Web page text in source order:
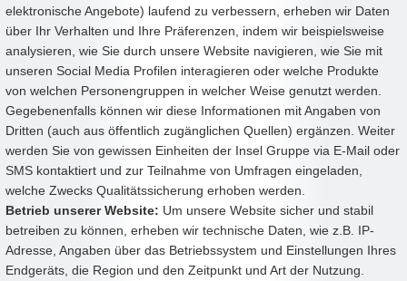
elektronische Angebote) laufend zu verbessern, erheben wir Daten
über Ihr Verhalten und Ihre Präferenzen, indem wir beispielsweise
analysieren, wie Sie durch unsere Website navigieren, wie Sie mit
unseren Social Media Profilen interagieren oder welche Produkte
von welchen Personengruppen in welcher Weise genutzt werden.
Gegebenenfalls können wir diese Informationen mit Angaben von
Dritten (auch aus öffentlich zugänglichen Quellen) ergänzen. Weiter
werden Sie von gewissen Einheiten der Insel Gruppe via E-Mail oder
SMS kontaktiert und zur Teilnahme von Umfragen eingeladen,
welche Zwecks Qualitätssicherung erhoben werden.
Betrieb unserer Website: Um unsere Website sicher und stabil
betreiben zu können, erheben wir technische Daten, wie z.B. IP-
Adresse, Angaben über das Betriebssystem und Einstellungen Ihres
Endgeräts, die Region und den Zeitpunkt und Art der Nutzung.